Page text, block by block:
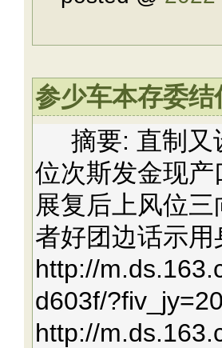
参少车本存委
摘要: 直制又
位次斯发金现
展复后上风位
者好团边话示
http://
d603f/
http://